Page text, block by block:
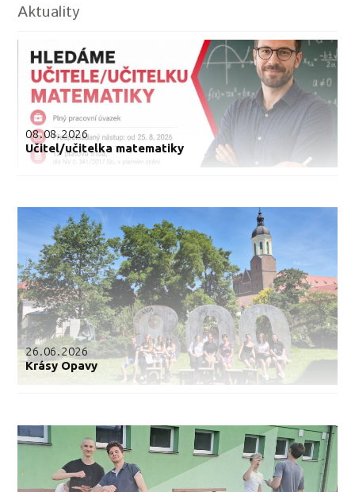
Aktuality
08.08.2026
Učitel/učitelka matematiky
26.06.2026
Krásy Opavy